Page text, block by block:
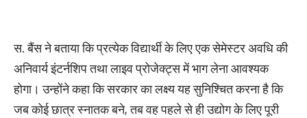
स. बैंस ने बताया कि प्रत्येक विद्यार्थी के लिए एक सेमेस्टर अवधि की
अनिवार्य इंटर्नशिप तथा लाइव प्रोजेक्ट्स में भाग लेना आवश्यक
होगा। उन्होंने कहा कि सरकार का लक्ष्य यह सुनिश्चित करना है कि
जब कोई छात्र स्नातक बने, तब वह पहले से ही उद्योग के लिए पूरी